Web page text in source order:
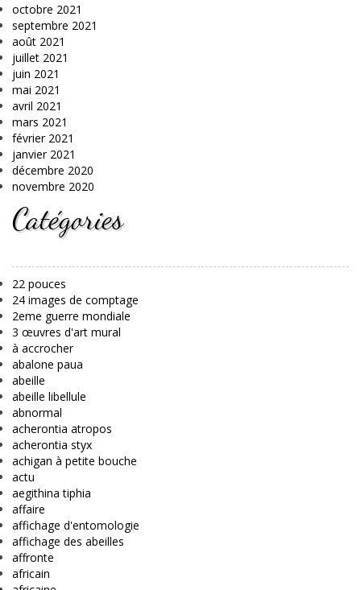
octobre 2021
septembre 2021
août 2021
juillet 2021
juin 2021
mai 2021
avril 2021
mars 2021
février 2021
janvier 2021
décembre 2020
novembre 2020
Catégories
22 pouces
24 images de comptage
2eme guerre mondiale
3 œuvres d'art mural
à accrocher
abalone paua
abeille
abeille libellule
abnormal
acherontia atropos
acherontia styx
achigan à petite bouche
actu
aegithina tiphia
affaire
affichage d'entomologie
affichage des abeilles
affronte
africain